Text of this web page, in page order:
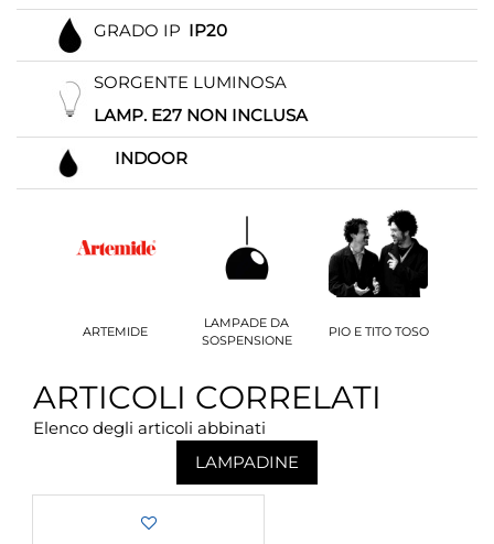
GRADO IP IP20
SORGENTE LUMINOSA
LAMP. E27 NON INCLUSA
INDOOR
ARTEMIDE
LAMPADE DA
SOSPENSIONE
PIO E TITO TOSO
ARTICOLI CORRELATI
Elenco degli articoli abbinati
LAMPADINE